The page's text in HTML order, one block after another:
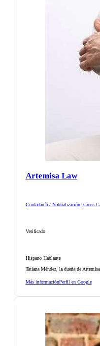
Artemisa Law
Ciudadanía / Naturalización, Green
Verificado
Hispano Hablante
Tatiana Méndez, la dueña de
Más informaciónPerfil en Google